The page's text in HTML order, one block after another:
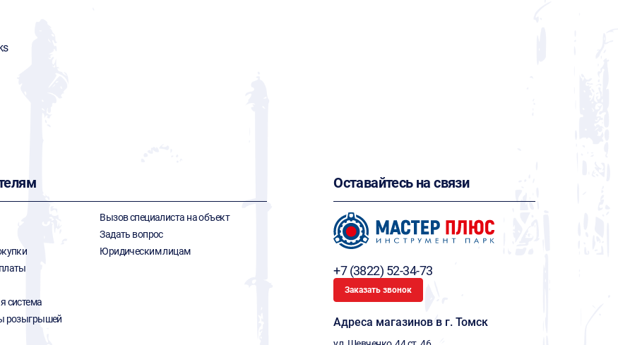
система
розыгрышей
Вызов специалиста на объект
Задать вопрос
Юридическим лицам
Оставайтесь на связи
+7 (3822) 52-34-73
Заказать звонок
Адреса магазинов в г. Томск